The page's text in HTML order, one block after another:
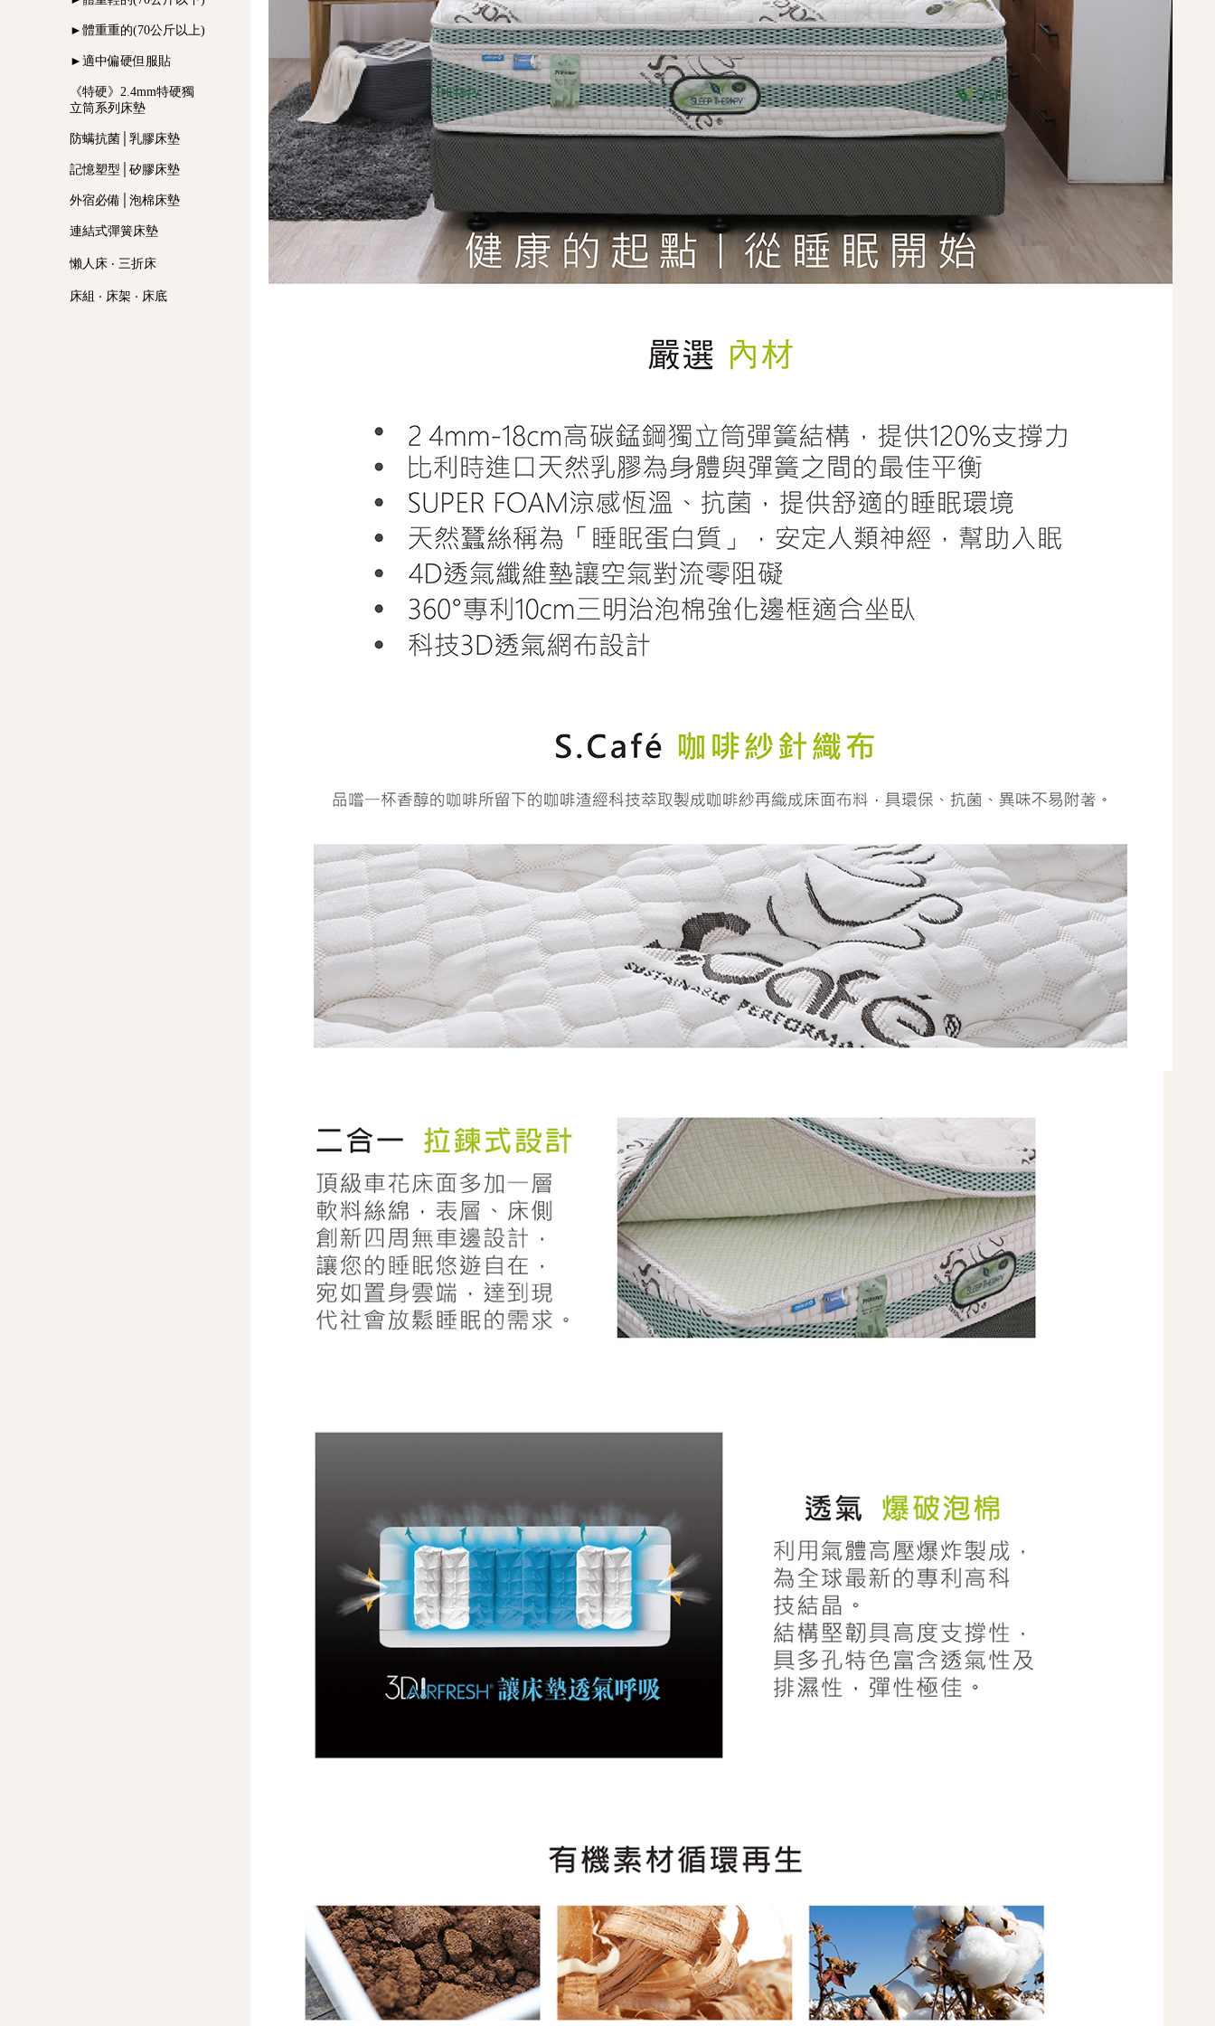
►體重重的(70公斤以上)
►適中偏硬但服貼
《特硬》2.4mm特硬獨
立筒系列床墊
防螨抗菌│乳膠床墊
記憶塑型│矽膠床墊
外宿必備│泡棉床墊
連結式彈簧床墊
懶人床 ‧ 三折床
床組 ‧ 床架 ‧ 床底